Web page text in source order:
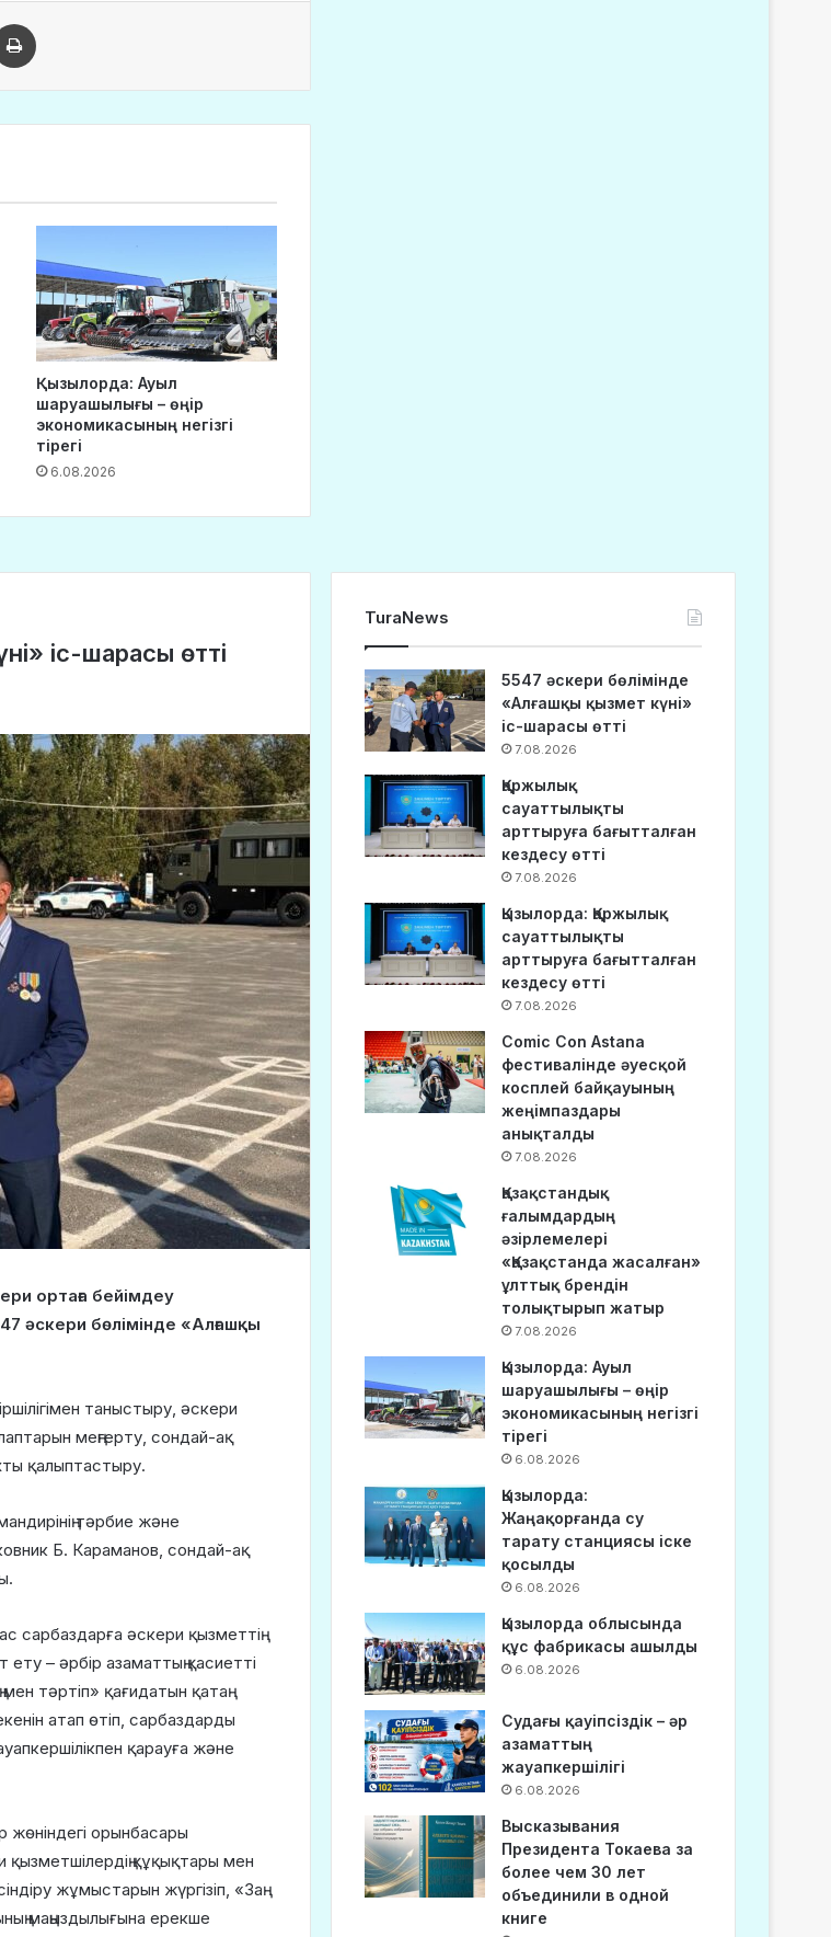
Қызылорда: Ауыл
шаруашылығы – өңір
экономикасының негізгі
тірегі
6.08.2026